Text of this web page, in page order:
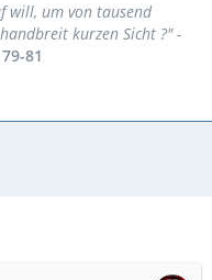
will, um von tausend
kurzen Sicht ?" -
81